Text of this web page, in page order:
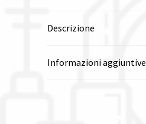
Descrizione
Informazioni aggiuntive